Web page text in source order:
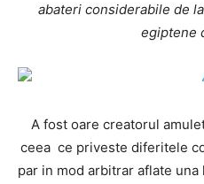
abateri considerabile de
egiptene
A fost oare creatorul
ceea ce priveste diferitele
par in mod arbitrar aflate